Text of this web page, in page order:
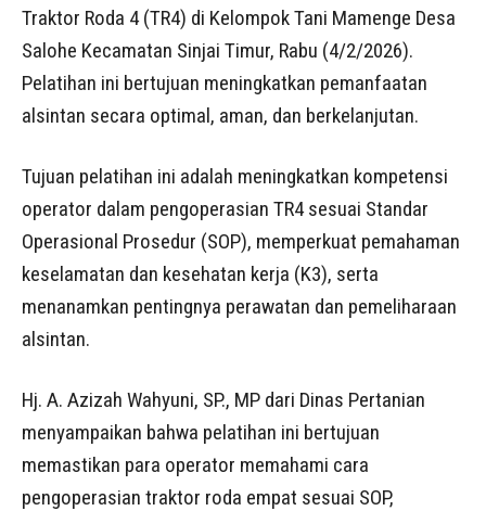
Traktor Roda 4 (TR4) di Kelompok Tani Mamenge Desa
Salohe Kecamatan Sinjai Timur, Rabu (4/2/2026).
Pelatihan ini bertujuan meningkatkan pemanfaatan
alsintan secara optimal, aman, dan berkelanjutan.
Tujuan pelatihan ini adalah meningkatkan kompetensi
operator dalam pengoperasian TR4 sesuai Standar
Operasional Prosedur (SOP), memperkuat pemahaman
keselamatan dan kesehatan kerja (K3), serta
menanamkan pentingnya perawatan dan pemeliharaan
alsintan.
Hj. A. Azizah Wahyuni, SP., MP dari Dinas Pertanian
menyampaikan bahwa pelatihan ini bertujuan
memastikan para operator memahami cara
pengoperasian traktor roda empat sesuai SOP,